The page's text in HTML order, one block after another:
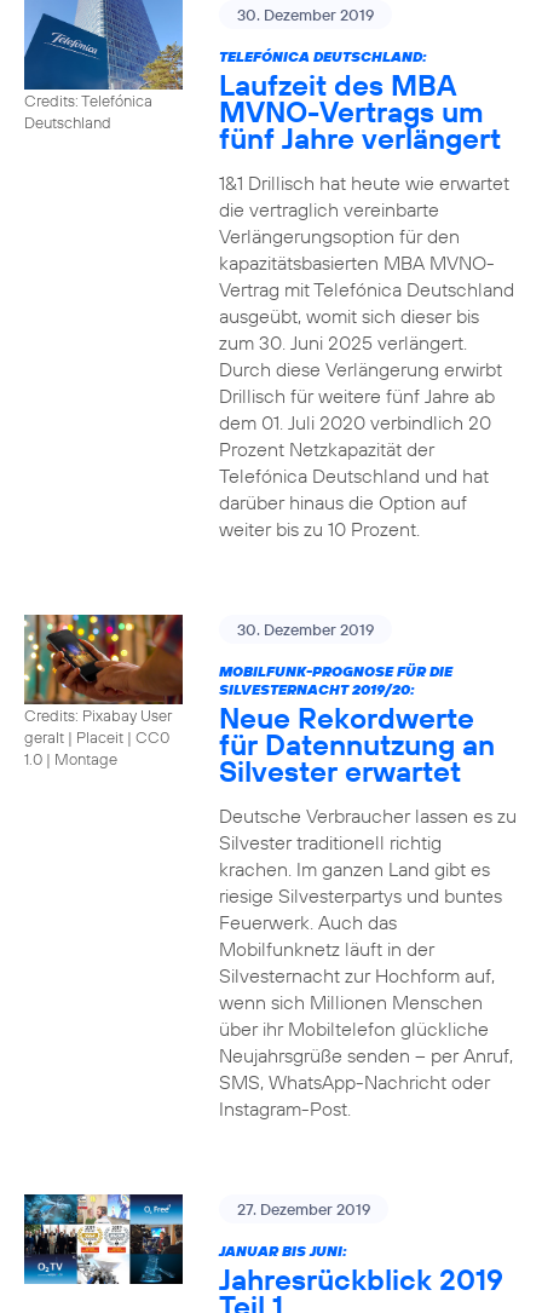
Credits: Telefónica
Deutschland
30. Dezember 2019
TELEFÓNICA DEUTSCHLAND:
Laufzeit des MBA
MVNO-Vertrags um
fünf Jahre verlängert
1&1 Drillisch hat heute wie erwartet
die vertraglich vereinbarte
Verlängerungsoption für den
kapazitätsbasierten MBA MVNO-
Vertrag mit Telefónica Deutschland
ausgeübt, womit sich dieser bis
zum 30. Juni 2025 verlängert.
Durch diese Verlängerung erwirbt
Drillisch für weitere fünf Jahre ab
dem 01. Juli 2020 verbindlich 20
Prozent Netzkapazität der
Telefónica Deutschland und hat
darüber hinaus die Option auf
weiter bis zu 10 Prozent.
Credits: Pixabay User
geralt | Placeit | CC0
1.0 | Montage
30. Dezember 2019
MOBILFUNK-PROGNOSE FÜR DIE
SILVESTERNACHT 2019/20:
Neue Rekordwerte
für Datennutzung an
Silvester erwartet
Deutsche Verbraucher lassen es zu
Silvester traditionell richtig
krachen. Im ganzen Land gibt es
riesige Silvesterpartys und buntes
Feuerwerk. Auch das
Mobilfunknetz läuft in der
Silvesternacht zur Hochform auf,
wenn sich Millionen Menschen
über ihr Mobiltelefon glückliche
Neujahrsgrüße senden – per Anruf,
SMS, WhatsApp-Nachricht oder
Instagram-Post.
27. Dezember 2019
JANUAR BIS JUNI:
Jahresrückblick 2019
Teil 1